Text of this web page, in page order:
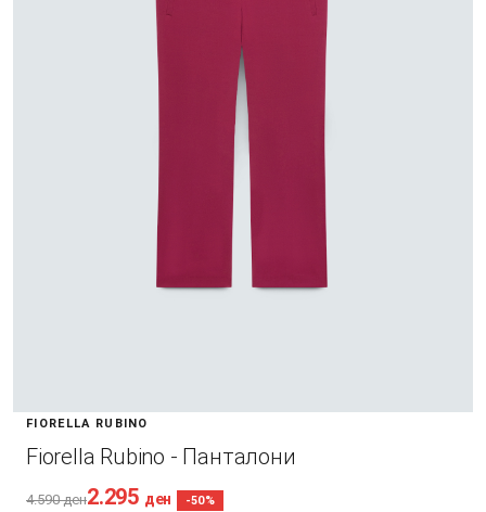
FIORELLA RUBINO
Fiorella Rubino - Панталони
4.590ден2.295 ден -50%